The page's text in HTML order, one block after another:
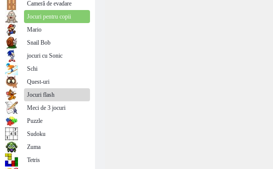
Cameră de evadare
Jocuri pentru copii
Mario
Snail Bob
jocuri cu Sonic
Schi
Quest-uri
Jocuri flash
Meci de 3 jocuri
Puzzle
Sudoku
Zuma
Tetris